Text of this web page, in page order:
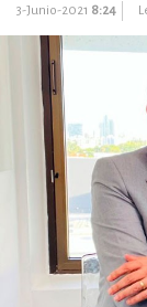
3-Junio-2021 8:24